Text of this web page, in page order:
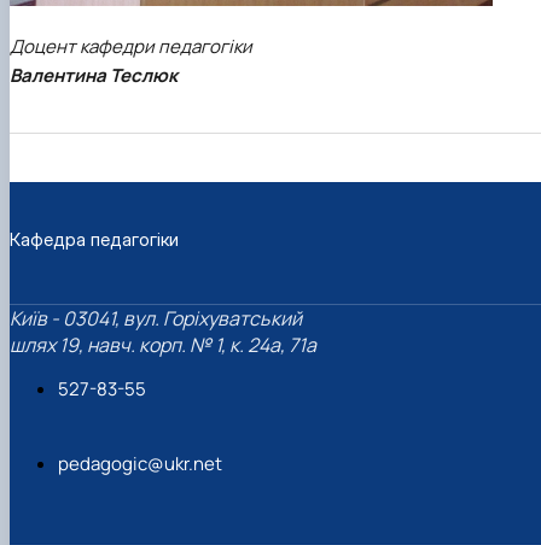
Доцент кафедри педагогіки
Валентина Теслюк
Кафедра педагогіки
Київ - 03041, вул. Горіхуватський
шлях 19, навч. корп. № 1, к. 24а, 71а
527-83-55
pedagogic@ukr.net